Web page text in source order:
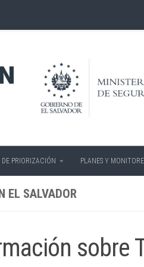
PRIORIZACIÓN PLANES Y
EL SALVADOR
sobre